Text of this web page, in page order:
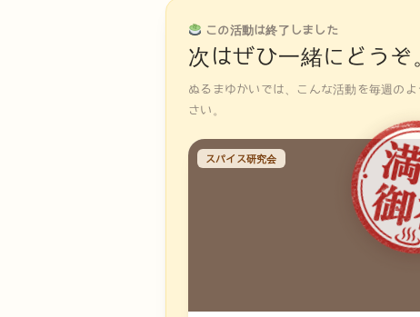
この活動は終了しました
次はぜひ一緒にどうぞ
ぬるまゆかいでは、こんな活動を毎週の
さい。
スパイス研究会